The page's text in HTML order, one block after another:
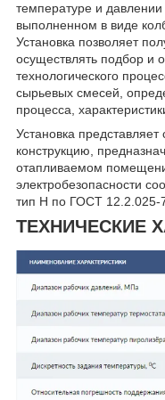
температуре и
выполненном в виде
Установка позволяет
осуществлять подбор и
технологического
сырьевых смесей,
процесса,
Установка
конструкцию,
отапливаемом
электробезопасности
тип Н по ГОСТ 12.2.025-
ТЕХНИЧЕСКИЕ